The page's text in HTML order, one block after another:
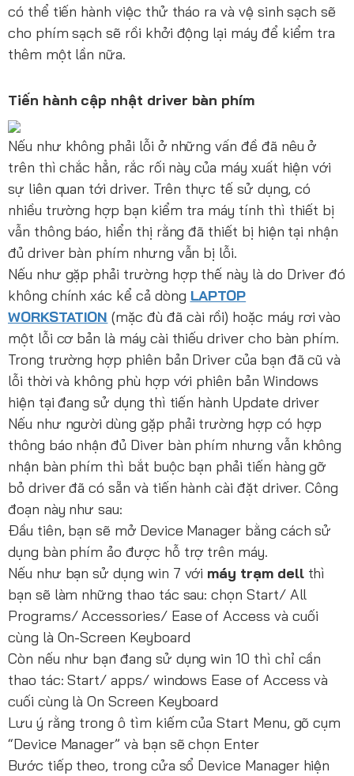
có thể tiến hành việc thử tháo ra và vệ sinh sạch sẽ
cho phím sạch sẽ rồi khởi động lại máy để kiểm tra
thêm một lần nữa.
Tiến hành cập nhật driver bàn phím
Nếu như không phải lỗi ở những vấn đề đã nêu ở
trên thì chắc hẳn, rắc rối này của máy xuất hiện với
sự liên quan tới driver. Trên thực tế sử dụng, có
nhiều trường hợp bạn kiểm tra máy tính thì thiết bị
vẫn thông báo, hiển thị rằng đã thiết bị hiện tại nhận
đủ driver bàn phím nhưng vẫn bị lỗi.
Nếu như gặp phải trường hợp thế này là do Driver đó
không chính xác kể cả dòng LAPTOP
WORKSTATION (mặc đù đã cài rồi) hoặc máy rơi vào
một lỗi cơ bản là máy cài thiếu driver cho bàn phím.
Trong trường hợp phiên bản Driver của bạn đã cũ và
lỗi thời và không phù hợp với phiên bản Windows
hiện tại đang sử dụng thì tiến hành Update driver
Nếu như người dùng gặp phải trường hợp có hợp
thông báo nhận đủ Diver bàn phím nhưng vẫn không
nhận bàn phím thì bắt buộc bạn phải tiến hàng gỡ
bỏ driver đã có sẵn và tiến hành cài đặt driver. Công
đoạn này như sau:
Đầu tiên, bạn sẽ mở Device Manager bằng cách sử
dụng bàn phím ảo được hỗ trợ trên máy.
Nếu như bạn sử dụng win 7 với máy trạm dellthì
bạn sẽ làm những thao tác sau: chọn Start/ All
Programs/ Accessories/ Ease of Access và cuối
cùng là On-Screen Keyboard
Còn nếu như bạn đang sử dụng win 10 thì chỉ cần
thao tác: Start/ apps/ windows Ease of Access và
cuối cùng là On Screen Keyboard
Lưu ý rằng trong ô tìm kiếm của Start Menu, gõ cụm
“Device Manager” và bạn sẽ chọn Enter
Bước tiếp theo, trong cửa sổ Device Manager hiện